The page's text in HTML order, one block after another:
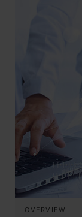
OVERVIEW